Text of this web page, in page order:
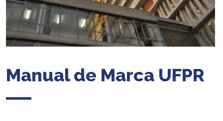
Manual de Marca UFPR